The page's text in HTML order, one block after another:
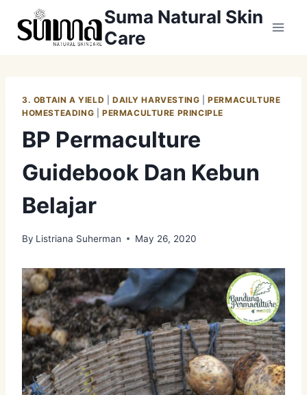
Suma Natural Skin
Care
3. OBTAIN A YIELD DAILY HARVESTING |PERMACULTURE
HOMESTEADING
PERMACULTURE PRINCIPLE
BP Permaculture
Guidebook Dan Kebun
Belajar
By Listriana Suherman May 26, 2020